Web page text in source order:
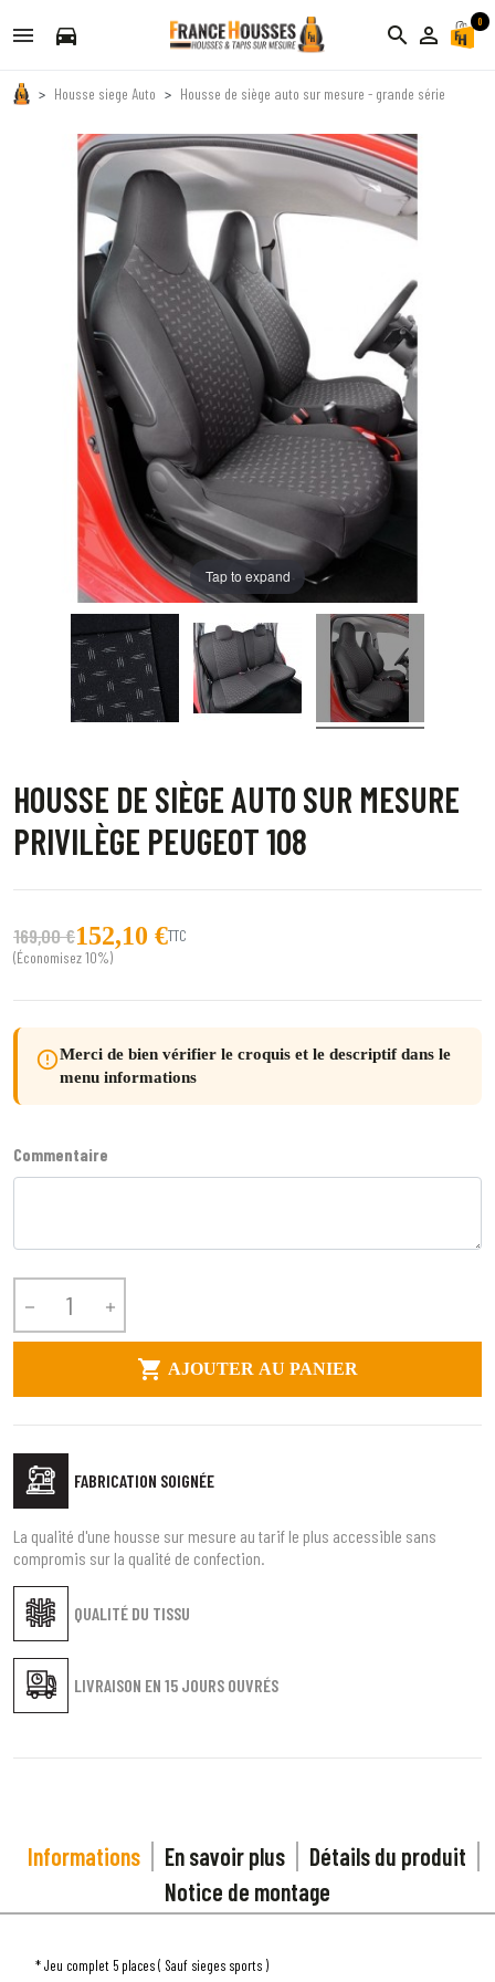
directions_car search person_outline
0
Housse siege Auto Housse de siège auto sur mesure - grande série
Tap to expand
HOUSSE DE SIÈGE AUTO SUR MESURE
PRIVILÈGE PEUGEOT 108
169,00 €152,10 €TTC
(Économisez 10%)
error_outlineMerci de bien vérifier le croquis et le descriptif dans le
menu informations
Commentaire
 
 AJOUTER AU PANIER
FABRICATION SOIGNÉE
QUALITÉ DU TISSU
LIVRAISON EN 15 JOURS OUVRÉS
La qualité d'une housse sur mesure au tarif le plus accessible sans
compromis sur la qualité de confection.
Informations En savoir plus
Détails du produit
Notice de montage
* Jeu complet 5 places ( Sauf sieges sports )